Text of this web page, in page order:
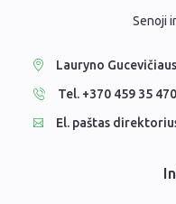
Senoji
Lauryno
Tel. +370 459 35 470
El. paštas